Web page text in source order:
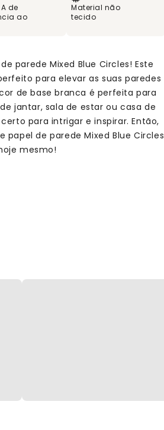
de
ao
Material não
tecido
parede Mixed Blue Circles! Este
para elevar as suas paredes
de base branca é perfeita para
jantar, sala de estar ou casa de
para intrigar e inspirar. Então,
papel de parede Mixed Blue Circles
mesmo!